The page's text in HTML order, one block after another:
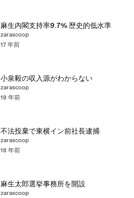
麻生内閣支持率9.7% 歴史的低水準
zarascoop
17 年前
小泉毅の収入源がわからない
zarascoop
18 年前
不法投棄で東横イン前社長逮捕
zarascoop
18 年前
麻生太郎選挙事務所を開設
zarascoop